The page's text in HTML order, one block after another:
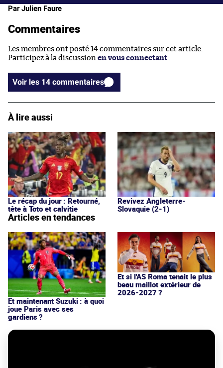
Par Julien Faure
Commentaires
Les membres ont posté 14 commentaires sur cet article.
Participez à la discussion en vous connectant
Voir les 14 commentaires
À lire aussi
Le récap du jour : Retourné,
tête à Toto et calvitie
Revivez Angleterre-
Slovaquie (2-1)
Articles en tendances
Et maintenant Suzuki : à quoi
joue Paris avec ses
gardiens ?
Et si l'AS Roma tenait le plus
beau maillot extérieur de
2026-2027 ?